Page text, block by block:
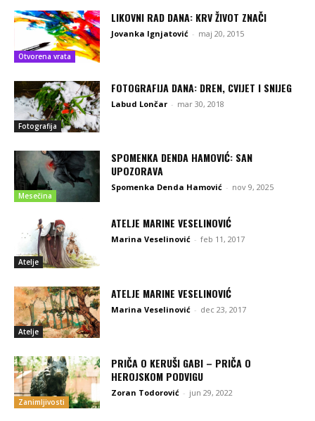
Otvorena vrata
LIKOVNI RAD DANA: KRV ŽIVOT ZNAČI
Jovanka Ignjatović - maj 20, 2015
Fotografija
FOTOGRAFIJA DANA: DREN, CVIJET I SNIJEG
Labud Lončar - mar 30, 2018
Mesečina
SPOMENKA DENDA HAMOVIĆ: SAN
UPOZORAVA
Spomenka Denda Hamović - nov 9, 2025
Atelje
ATELJE MARINE VESELINOVIĆ
Marina Veselinović - feb 11, 2017
Atelje
ATELJE MARINE VESELINOVIĆ
Marina Veselinović - dec 23, 2017
Zanimljivosti
PRIČA O KERUŠI GABI – PRIČA O
HEROJSKOM PODVIGU
Zoran Todorović - jun 29, 2022